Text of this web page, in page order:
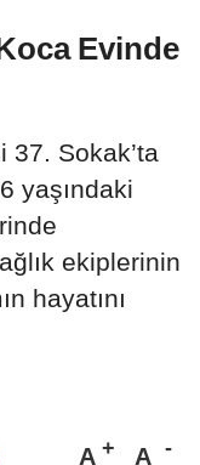
Evinde
37. Sokak’ta
yaşındaki
ekiplerinin
hayatını
A A